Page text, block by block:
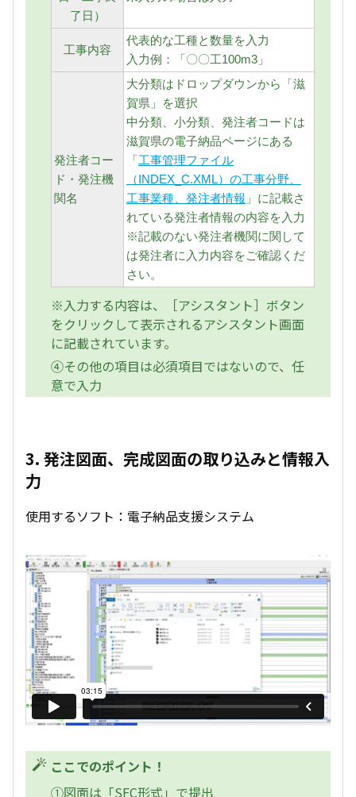
了日）
工事内容
代表的な工種と数量を入力
入力例：「〇〇工100m3」
発注者コー
ド・発注機
関名
大分類はドロップダウンから「滋
賀県」を選択
中分類、小分類、発注者コードは
滋賀県の電子納品ページにある
「工事管理ファイル
（INDEX_C.XML）の工事分野、
工事業種、発注者情報 」に記載さ
れている発注者情報の内容を入力
※記載のない発注者機関に関して
は発注者に入力内容をご確認くだ
さい。
※入力する内容は、［アシスタント］ボタン
をクリックして表示されるアシスタント画面
に記載されています。
④その他の項目は必須項目ではないので、任
意で入力
3. 発注図面、完成図面の取り込みと情報入
力
使用するソフト：電子納品支援システム
ここでのポイント！
①図面は「SFC形式」で提出